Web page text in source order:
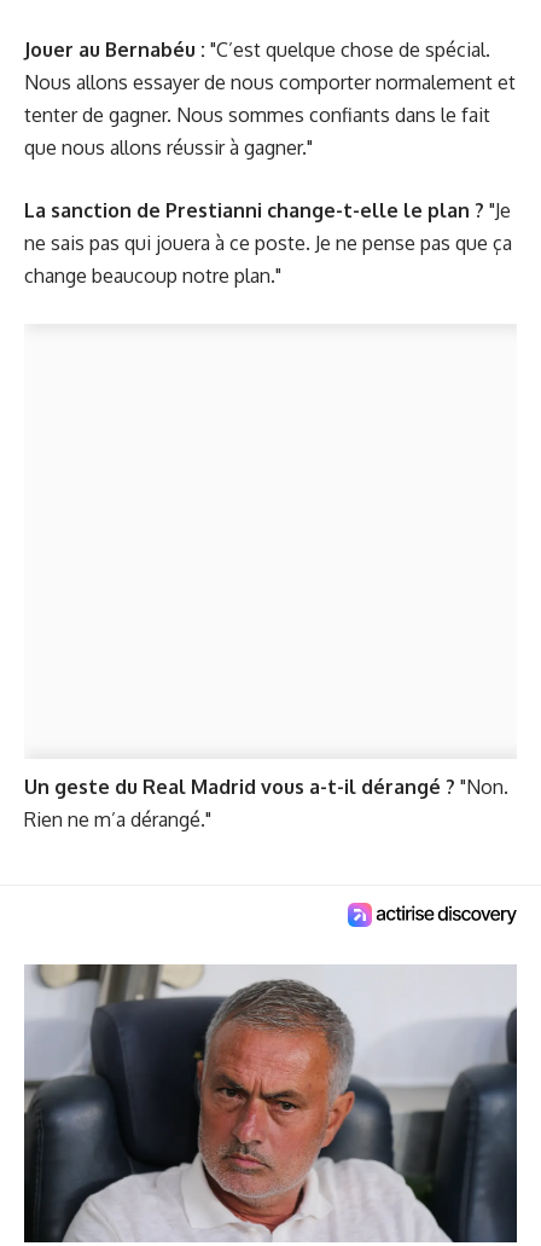
Jouer au Bernabéu : "C’est quelque chose de spécial.
Nous allons essayer de nous comporter normalement et
tenter de gagner. Nous sommes confiants dans le fait
que nous allons réussir à gagner."
La sanction de Prestianni change-t-elle le plan ? "Je
ne sais pas qui jouera à ce poste. Je ne pense pas que ça
change beaucoup notre plan."
Un geste du Real Madrid vous a-t-il dérangé ? "Non.
Rien ne m’a dérangé."